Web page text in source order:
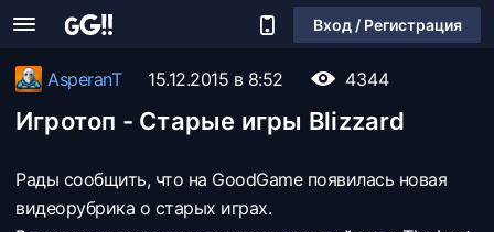
Вход / Регистрация
AsperanT 15.12.2015 в 8:52 4344
Игротоп - Старые игры Blizzard
Рады сообщить, что на GoodGame появилась новая
видеорубрика о старых играх.